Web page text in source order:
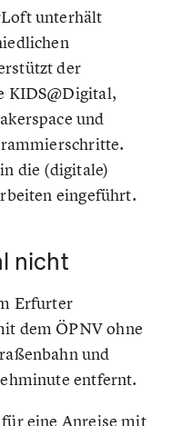
unterhält
der
KIDS@Digital,
und
die (digitale)
eingeführt.
nicht
Erfurter
dem ÖPNV ohne
und
entfernt.
eine Anreise mit